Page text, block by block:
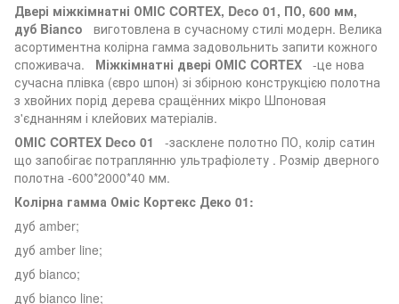
Двері міжкімнатні ОМІС CORTEX, Deco 01, ПО, 600 мм,
дуб Bianco
виготовлена ​​в сучасному стилі модерн. Велика
асортиментна колірна гамма задовольнить запити кожного
споживача. Міжкімнатні двері ОМІС CORTEX -це нова
сучасна плівка (євро шпон) зі збірною конструкцією полотна
з хвойних порід дерева сращённих мікро Шпоновая
з'єднанням і клейових матеріалів.
ОМІС CORTEX Deco 01
-засклене полотно ПО, колір сатин
що запобігає потраплянню ультрафіолету . Розмір дверного
полотна -600*2000*40 мм.
Колірна гамма Оміс Кортекс Деко 01:
дуб amber;
дуб amber line;
дуб bianco;
дуб bianco line;